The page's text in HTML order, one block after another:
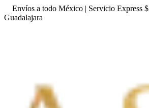
Envíos a todo México | Servicio Express
Guadalajara